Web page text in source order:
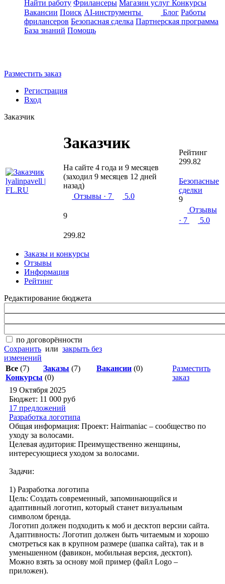
Найти работу Фрилансеры Магазин услуг Конкурсы
Вакансии Поиск AI-инструменты Блог Работы
фрилансеров Безопасная сделка Партнерская программа
База знаний Помощь
Разместить заказ
Регистрация
Вход
Заказчик
Заказчик
На сайте 4 года и 9 месяцев
(заходил 9 месяцев 12 дней
назад)
Отзывы · 7 5.0
9
299.82
Рейтинг
299.82
Безопасные
сделки
9
Отзывы
· 7
5.0
Заказы и конкурсы
Отзывы
Информация
Рейтинг
Редактирование бюджета
по договорённости
Сохранить или закрыть без
изменений
Все (7) Заказы (7) Вакансии (0)
Конкурсы (0)
Разместить
заказ
19 Октября 2025
Бюджет: 11 000 руб
17 предложений
Разработка логотипа
Общая информация: Проект: Hairmaniac – сообщество по
уходу за волосами.
Целевая аудитория: Преимущественно женщины,
интересующиеся уходом за волосами.
Задачи:
1) Разработка логотипа
Цель: Создать современный, запоминающийся и
адаптивный логотип, который станет визуальным
символом бренда.
Логотип должен подходить к моб и десктоп версии сайта.
Адаптивность: Логотип должен быть читаемым и хорошо
смотреться как в крупном размере (шапка сайта), так и в
уменьшенном (фавикон, мобильная версия, десктоп).
Можно взять за основу мой пример (файл Logo –
приложен).